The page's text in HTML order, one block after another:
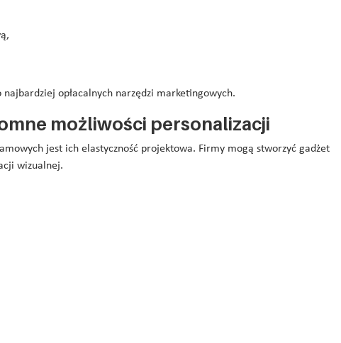
opłacalnych narzędzi marketingowych.
możliwości personalizacji
jest ich elastyczność projektowa. Firmy mogą stworzyć gadżet
wizualnej.